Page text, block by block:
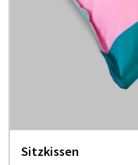
Sitzkissen